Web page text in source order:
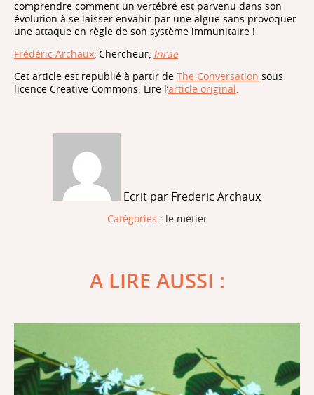
comprendre comment un vertébré est parvenu dans son
évolution à se laisser envahir par une algue sans provoquer
une attaque en règle de son système immunitaire !
Frédéric Archaux, Chercheur, Inrae
Cet article est republié à partir de The Conversation sous
licence Creative Commons. Lire l’article original.
Ecrit par Frederic Archaux
Catégories : le métier
A LIRE AUSSI :